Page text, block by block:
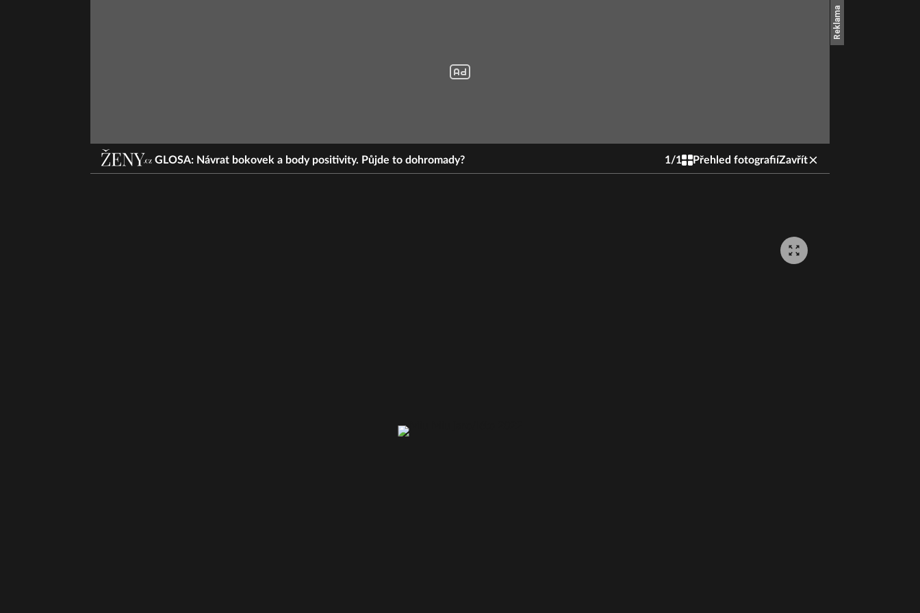
GLOSA: Návrat bokovek a body positivity. Půjde to dohromady? 1/1 Přehled fotografiíZavřít